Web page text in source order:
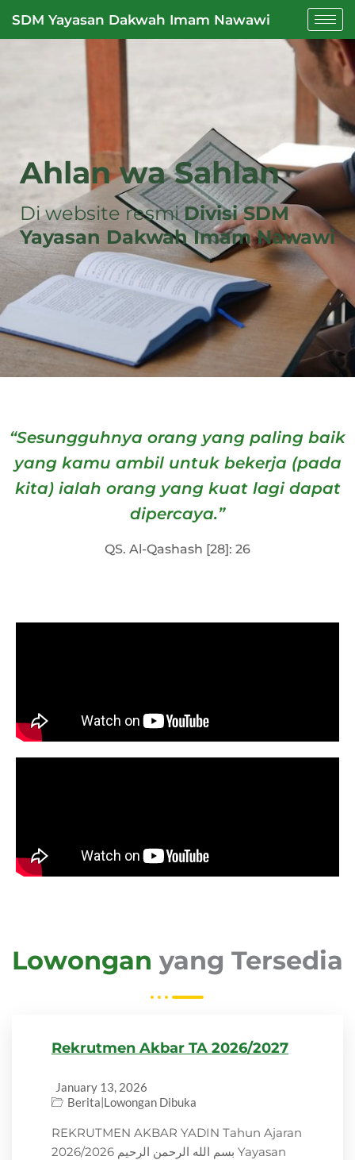
SDM Yayasan Dakwah Imam Nawawi
Ahlan wa Sahlan
Di website resmiDivisi SDM
Yayasan Dakwah Imam Nawawi
“Sesungguhnya orang yang paling baik
yang kamu ambil untuk bekerja (pada
kita) ialah orang yang kuat lagi dapat
dipercaya.”
QS. Al-Qashash [28]: 26
Lowongan yang Tersedia
Rekrutmen Akbar TA 2026/2027
January 13, 2026
Berita|Lowongan Dibuka
REKRUTMEN AKBAR YADIN Tahun Ajaran
2026/2026 بسم الله الرحمن الرحيم Yayasan